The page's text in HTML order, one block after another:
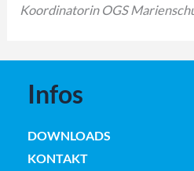
Koordinatorin OGS
Infos
DOWNLOADS
KONTAKT